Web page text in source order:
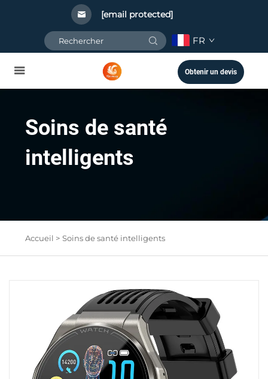
[email protected]
FR
Obtenir un devis
Soins de santé
intelligents
Accueil > Soins de santé intelligents